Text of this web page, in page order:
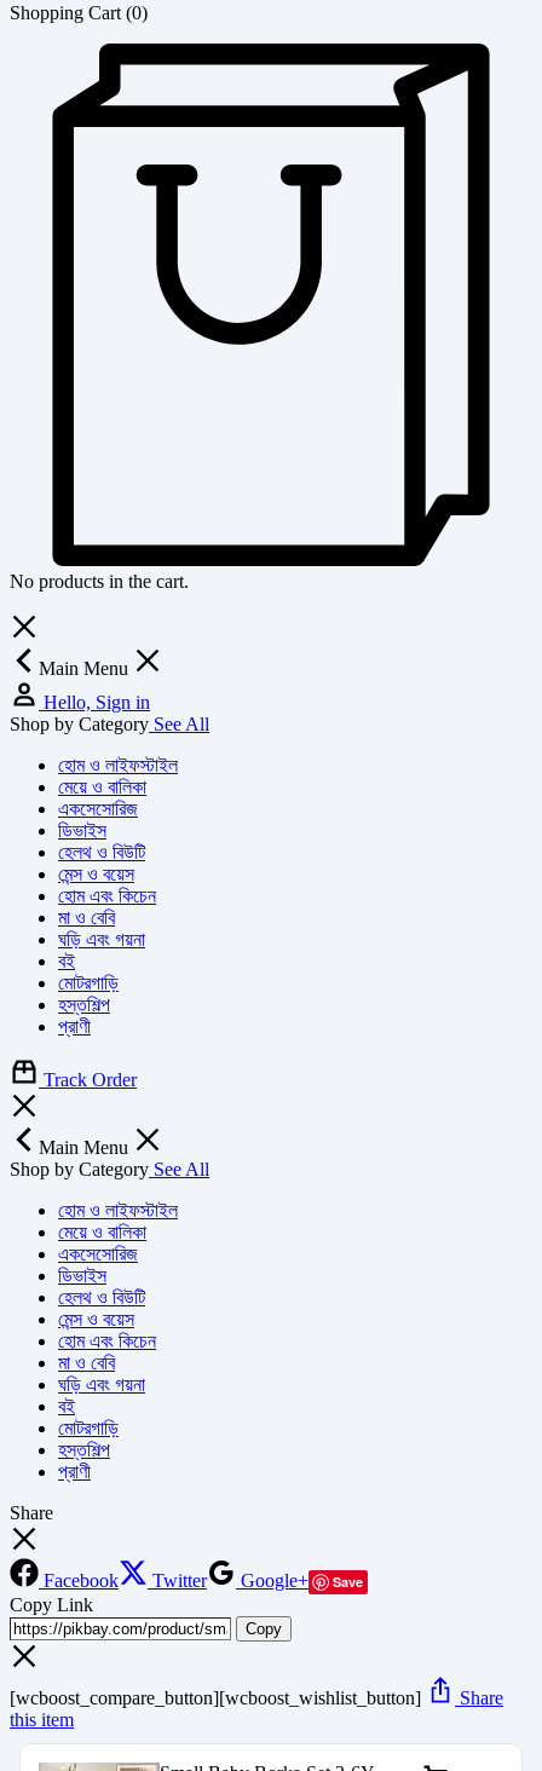
Shopping Cart (0)
No products in the cart.
Main Menu
Hello, Sign in
Shop by Category See All
হোম ও লাইফস্টাইল
মেয়ে ও বালিকা
একসেসোরিজ
ডিভাইস
হেলথ ও বিউটি
মেন্স ও বয়েস
হোম এবং কিচেন
মা ও বেবি
ঘড়ি এবং গয়না
বই
মোটরগাড়ি
হস্তশিল্প
প্রাণী
Track Order
Main Menu
Shop by Category See All
হোম ও লাইফস্টাইল
মেয়ে ও বালিকা
একসেসোরিজ
ডিভাইস
হেলথ ও বিউটি
মেন্স ও বয়েস
হোম এবং কিচেন
মা ও বেবি
ঘড়ি এবং গয়না
বই
মোটরগাড়ি
হস্তশিল্প
প্রাণী
Share
Facebook Twitter Google+ Save
Copy Link
Copy
[wcboost_compare_button][wcboost_wishlist_button]
Share
this item